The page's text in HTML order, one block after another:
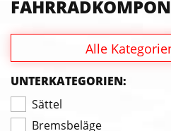
Alle
UNTERKATEGORIEN:
Sättel
Bremsbeläge